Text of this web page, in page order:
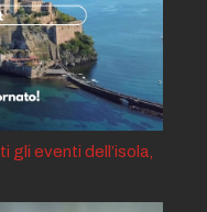
gli eventi dell’isola,